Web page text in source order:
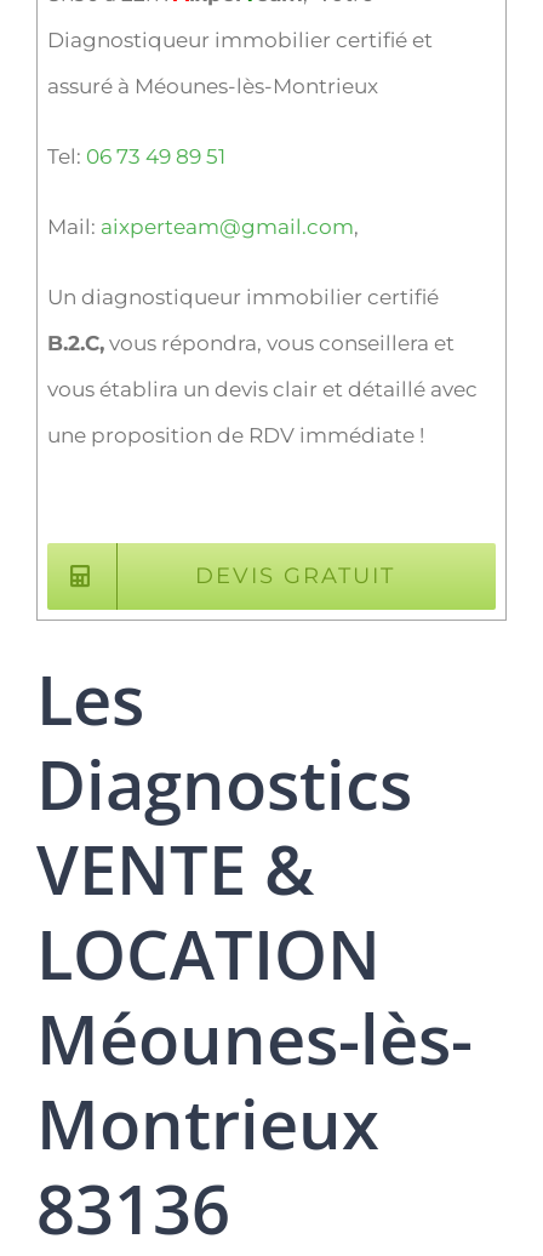
Diagnostiqueur immobilier certifié et
assuré à Méounes-lès-Montrieux
Tel: 06 73 49 89 51
Mail: aixperteam@gmail.com,
Un diagnostiqueur immobilier certifié
B.2.C,vous répondra, vous conseillera et
vous établira un devis clair et détaillé avec
une proposition de RDV immédiate !
DEVIS GRATUIT
Les
Diagnostics
VENTE &
LOCATION
Méounes-lès-
Montrieux
83136